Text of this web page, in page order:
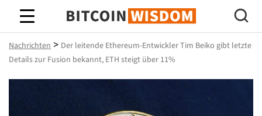
Bitcoin-Weisheit
Nachrichten > Der leitende Ethereum-Entwickler Tim Beiko gibt letzte
Details zur Fusion bekannt, ETH steigt über 11%